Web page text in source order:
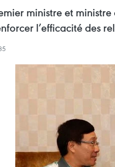
ministre et
l’efficacité des